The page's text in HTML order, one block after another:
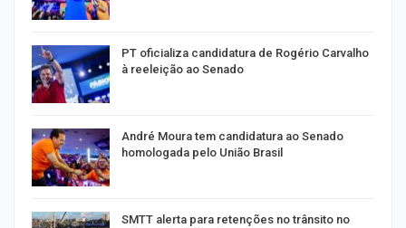
PT oficializa candidatura de Rogério Carvalho
à reeleição ao Senado
André Moura tem candidatura ao Senado
homologada pelo União Brasil
SMTT alerta para retenções no trânsito no